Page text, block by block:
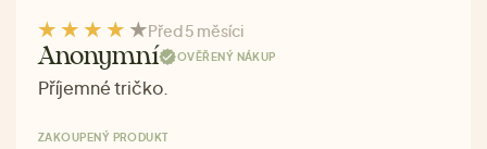
Před 5 měsíci
Anonymní OVĚŘENÝ NÁKUP
Příjemné tričko.
ZAKOUPENÝ PRODUKT